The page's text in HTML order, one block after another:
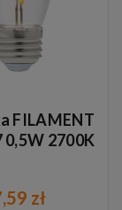
FILAMENT
0,5W 2700K
zł